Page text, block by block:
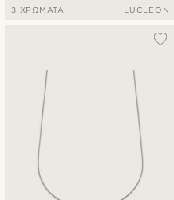
3 ΧΡΏΜΑΤΑ LUCLEON